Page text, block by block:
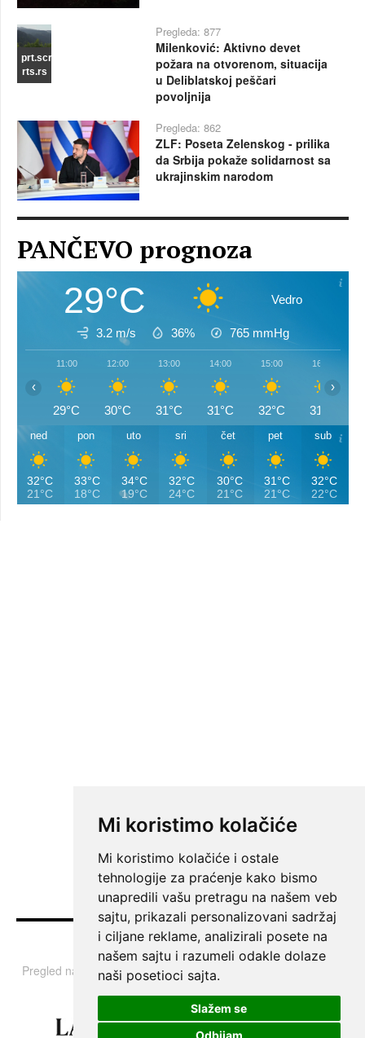
Mi koristimo kolačiće
Mi koristimo kolačiće i ostale
tehnologije za praćenje kako bismo
unapredili vašu pretragu na našem veb
sajtu, prikazali personalizovani sadržaj
i ciljane reklame, analizirali posete na
našem sajtu i razumeli odakle dolaze
naši posetioci sajta.
Slažem se
Odbijam
prt.scr
rts.rs
Pregleda: 877
Milenković: Aktivno devet
požara na otvorenom, situacija
u Deliblatskoj peščari
povoljnija
Pregleda: 862
ZLF: Poseta Zelenskog - prilika
da Srbija pokaže solidarnost sa
ukrajinskim narodom
PANČEVO prognoza
29°C Vedro
3.2 m/s 36% 765 mmHg
11:00
29°C
12:00
30°C
13:00
31°C
14:00
31°C
15:00
32°C
16:00
31°C
‹ ›
ned
32°C
21°C
pon
33°C
18°C
uto
34°C
19°C
sri
32°C
24°C
čet
30°C
21°C
pet
31°C
21°C
sub
32°C
22°C
Vesti
Pregled najvažnijih informacija i tema iz Srbije, regiona i sveta.